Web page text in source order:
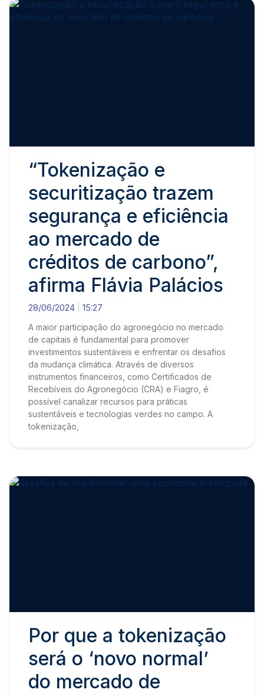
“Tokenização e
securitização trazem
segurança e eficiência
ao mercado de
créditos de carbono”,
afirma Flávia Palácios
28/06/2024
15:27
A maior participação do agronegócio no mercado
de capitais é fundamental para promover
investimentos sustentáveis e enfrentar os desafios
da mudança climática. Através de diversos
instrumentos financeiros, como Certificados de
Recebíveis do Agronegócio (CRA) e Fiagro, é
possível canalizar recursos para práticas
sustentáveis e tecnologias verdes no campo. A
tokenização,
Por que a tokenização
será o ‘novo normal’
do mercado de